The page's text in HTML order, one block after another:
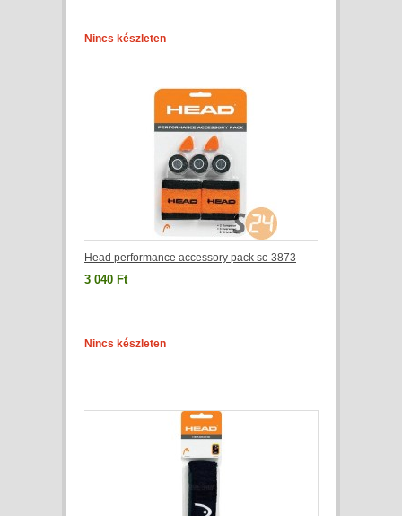
Nincs készleten
Head performance accessory pack sc-3873
3 040 Ft
Nincs készleten